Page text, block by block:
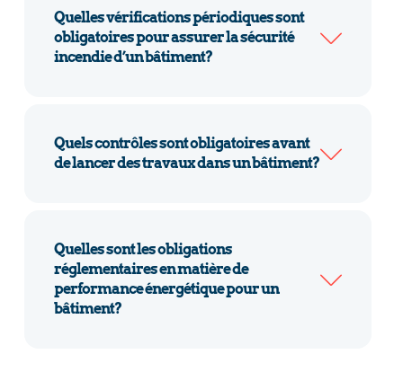
Quelles vérifications périodiques sont
obligatoires pour assurer la sécurité
incendie d’un bâtiment?
Quels contrôles sont obligatoires avant
de lancer des travaux dans un bâtiment?
Quelles sont les obligations
réglementaires en matière de
performance énergétique pour un
bâtiment?